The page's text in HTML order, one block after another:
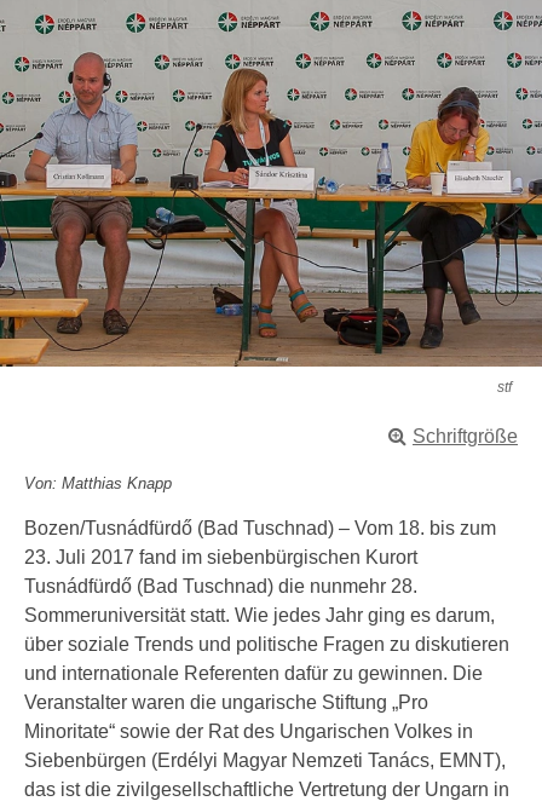
stf
Schriftgröße
Von: Matthias Knapp
Bozen/Tusnádfürdő (Bad Tuschnad) – Vom 18. bis zum
23. Juli 2017 fand im siebenbürgischen Kurort
Tusnádfürdő (Bad Tuschnad) die nunmehr 28.
Sommeruniversität statt. Wie jedes Jahr ging es darum,
über soziale Trends und politische Fragen zu diskutieren
und internationale Referenten dafür zu gewinnen. Die
Veranstalter waren die ungarische Stiftung „Pro
Minoritate“ sowie der Rat des Ungarischen Volkes in
Siebenbürgen (Erdélyi Magyar Nemzeti Tanács, EMNT),
das ist die zivilgesellschaftliche Vertretung der Ungarn in